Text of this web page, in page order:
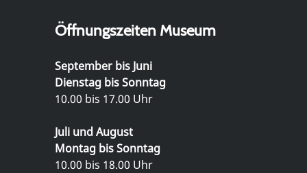
Öffnungszeiten Museum
September bis Juni
Dienstag bis Sonntag
10.00 bis 17.00 Uhr
Juli und August
Montag bis Sonntag
10.00 bis 18.00 Uhr